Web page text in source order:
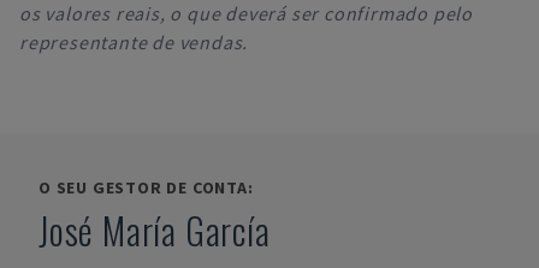
os valores reais, o que deverá ser confirmado pelo
representante de vendas.
O SEU GESTOR DE CONTA:
José María García